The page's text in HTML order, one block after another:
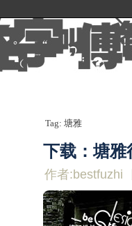
Tag: 塘雅
下载：塘雅
作者:bestfuzhi